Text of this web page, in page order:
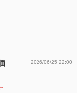
2026/06/25 22:00